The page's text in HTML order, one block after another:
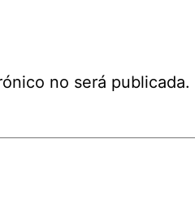
no será publicada.